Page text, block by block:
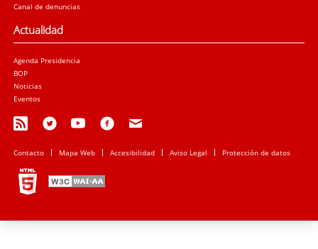
Canal de denuncias
Actualidad
Agenda Presidencia
BOP
Noticias
Eventos
Contacto Mapa Web Accesibilidad Aviso Legal Protección de datos